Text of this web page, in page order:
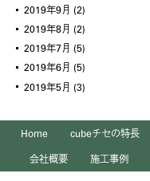
2019年9月 (2)
2019年8月 (2)
2019年7月 (5)
2019年6月 (5)
2019年5月 (3)
Home cubeチセの特長
会社概要
施工事例